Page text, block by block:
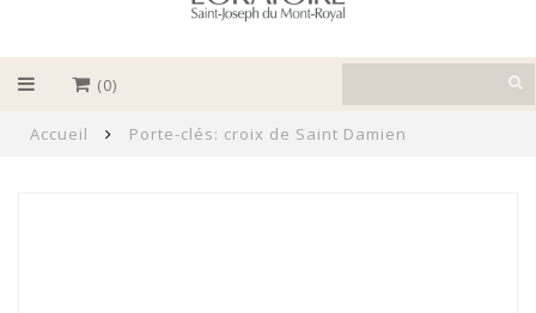
(0)
Accueil Porte-clés: croix de Saint Damien